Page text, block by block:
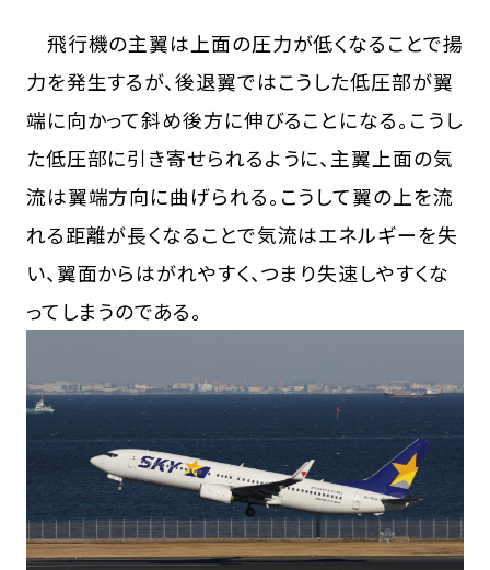
飛行機の主翼は上面の圧力が低くなることで揚
力を発生するが、後退翼ではこうした低圧部が翼
端に向かって斜め後方に伸びることになる。こうし
た低圧部に引き寄せられるように、主翼上面の気
流は翼端方向に曲げられる。こうして翼の上を流
れる距離が長くなることで気流はエネルギーを失
い、翼面からはがれやすく、つまり失速しやすくな
ってしまうのである。